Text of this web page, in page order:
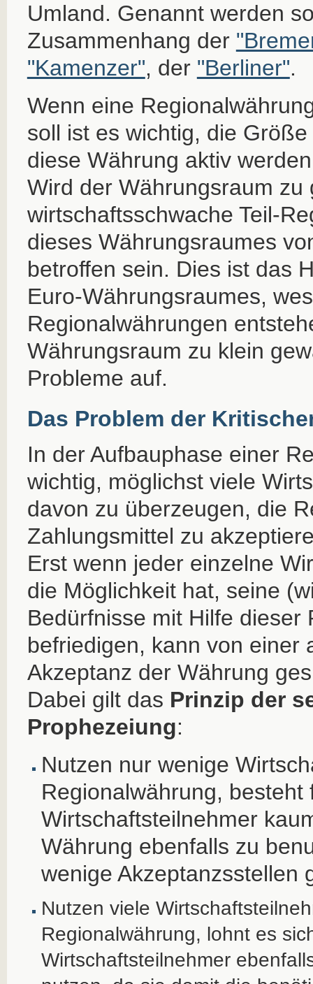
Umland. Genannt werden
Zusammenhang der
"Kamenzer", der "Berliner".
Wenn eine
soll ist es wichtig, die
diese Währung aktiv
Wird der Währungsraum
wirtschaftsschwache Teil-
dieses Währungsraumes
betroffen sein. Dies ist das
Euro-Währungsraumes,
Regionalwährungen
Währungsraum zu klein
Probleme auf.
Das Problem der
In der Aufbauphase einer
wichtig, möglichst viele
davon zu überzeugen, die
Zahlungsmittel zu
Erst wenn jeder einzelne
die Möglichkeit hat, seine
Bedürfnisse mit Hilfe dieser
befriedigen, kann von einer
Akzeptanz der Währung
Dabei gilt das Prinzip der
Prophezeiung:
Nutzen nur wenige
Regionalwährung, besteht
Wirtschaftsteilnehmer
Währung ebenfalls zu
wenige Akzeptanzsstellen
Nutzen viele
Regionalwährung, lohnt es
Wirtschaftsteilnehmer